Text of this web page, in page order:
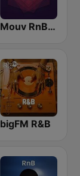
Mouv RnB & Soul
bigFM R&B